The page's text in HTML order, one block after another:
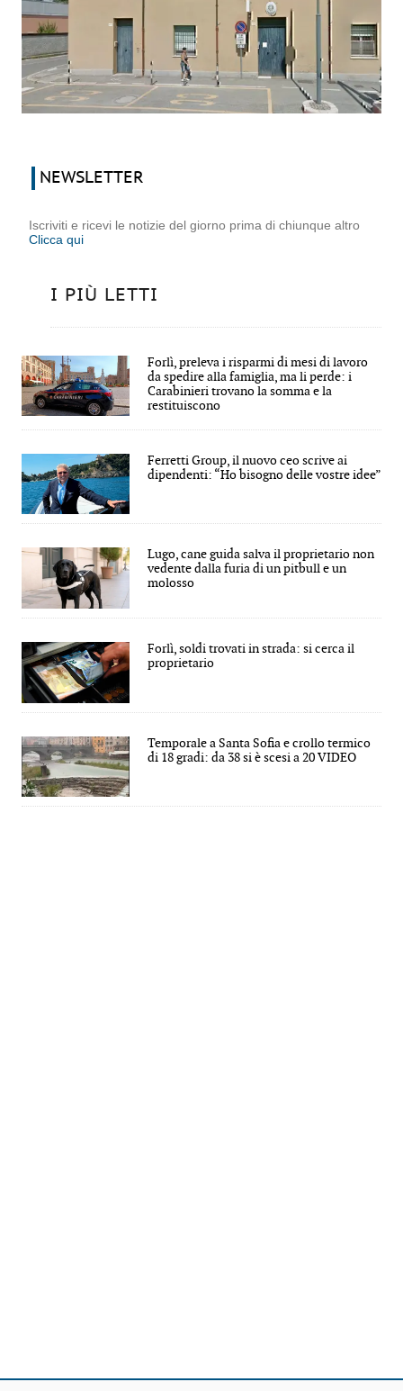
NEWSLETTER
Iscriviti e ricevi le notizie del giorno prima di chiunque altro
Clicca qui
I PIÙ LETTI
Forlì, preleva i risparmi di mesi di lavoro
da spedire alla famiglia, ma li perde: i
Carabinieri trovano la somma e la
restituiscono
Ferretti Group, il nuovo ceo scrive ai
dipendenti: “Ho bisogno delle vostre idee”
Lugo, cane guida salva il proprietario non
vedente dalla furia di un pitbull e un
molosso
Forlì, soldi trovati in strada: si cerca il
proprietario
Temporale a Santa Sofia e crollo termico
di 18 gradi: da 38 si è scesi a 20 VIDEO